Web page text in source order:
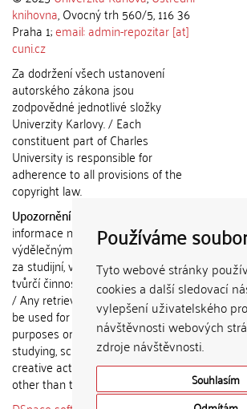
Používáme
Tyto webové stránky
cookies a další sledovací
vylepšení uživatelského
návštěvnosti webových
zdroje návštěvnosti.
Souhlasím
knihovna, Ovocný trh 560/5, 116 36
Praha 1;email: admin-repozitar [at]
cuni.cz
Za dodržení všech ustanovení
autorského zákona jsou
zodpovědné jednotlivé složky
Univerzity Karlovy. / Each
constituent part of Charles
University is responsible for
adherence to all provisions of the
copyright law.
Upozornění / Notice:
informace nemohou být použity k
výdělečným účelům nebo vydávány
za studijní, vědeckou nebo jinou
tvůrčí činnost jiné osoby než autora.
/ Any retrieved information shall not
be used for any commercial
purposes or claimed as results of
studying, scientific or any other
creative activities of any person
other than the author.